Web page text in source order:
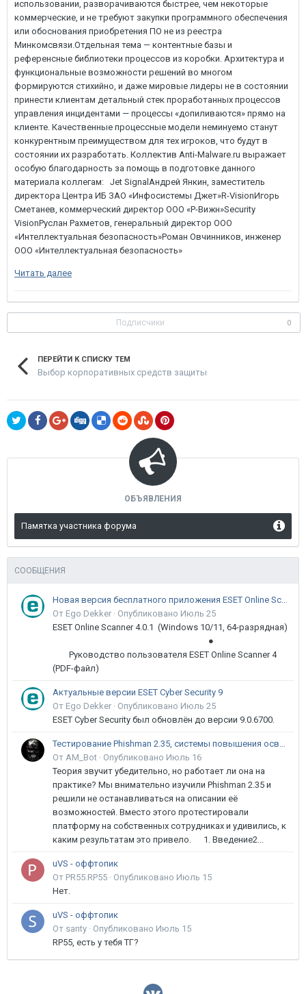
Читать далее
Подписчики 0
ПЕРЕЙТИ К СПИСКУ ТЕМ
Выбор корпоративных средств защиты
ОБЪЯВЛЕНИЯ
Памятка участника форума
СООБЩЕНИЯ
Новая версия бесплатного приложения ESET Online Scanner доступна пользователям
От Ego Dekker · Опубликовано Июль 25
ESET Online Scanner 4.0.1 (Windows 10/11, 64-разрядная)
●
Руководство пользователя ESET Online Scanner 4
(PDF-файл)
Актуальные версии ESET Cyber Security 9
От Ego Dekker · Опубликовано Июль 25
ESET Cyber Security был обновлён до версии 9.0.6700.
Тестирование Phishman 2.35, системы повышения осведомлённости пользователей в сфере ИБ
От AM_Bot · Опубликовано Июль 16
Теория звучит убедительно, но работает ли она на
практике? Мы внимательно изучили Phishman 2.35 и
решили не останавливаться на описании её
возможностей. Вместо этого протестировали
платформу на собственных сотрудниках и удивились, к
каким результатам это привело. 1. Введение2...
uVS - оффтопик
От PR55.RP55 · Опубликовано Июль 15
Нет.
uVS - оффтопик
От santy · Опубликовано Июль 15
RP55, есть у тебя ТГ?